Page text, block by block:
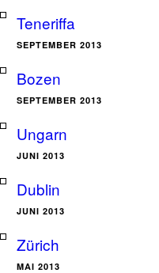
Teneriffa
SEPTEMBER 2013
Bozen
SEPTEMBER 2013
Ungarn
JUNI 2013
Dublin
JUNI 2013
Zürich
MAI 2013